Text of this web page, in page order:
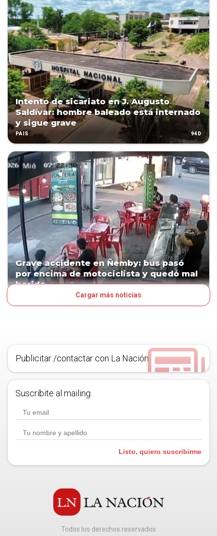
Intento de sicariato en J. Augusto
Saldívar: hombre baleado está internado
y sigue grave
PAÍS 94D
Grave accidente en Ñemby: bus pasó
por encima de motociclista y quedó mal
herido
Cargar más noticias
Publicitar /contactar con La Nación
Suscribite al mailing.
Listo, quiero suscribirme
Todos los derechos reservados